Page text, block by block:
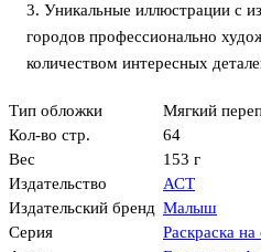
3. Уникальные иллюстрации с
городов профессионально
количеством интересных
Тип обложки
Мягкий
Кол-во стр.
64
Вес
153 г
Издательство
АСТ
Издательский бренд Малыш
Серия
Раскраска на